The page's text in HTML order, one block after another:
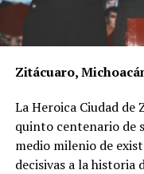
Zitácuaro,
La Heroica Ciudad
quinto centenario de
medio milenio de
decisivas a la historia